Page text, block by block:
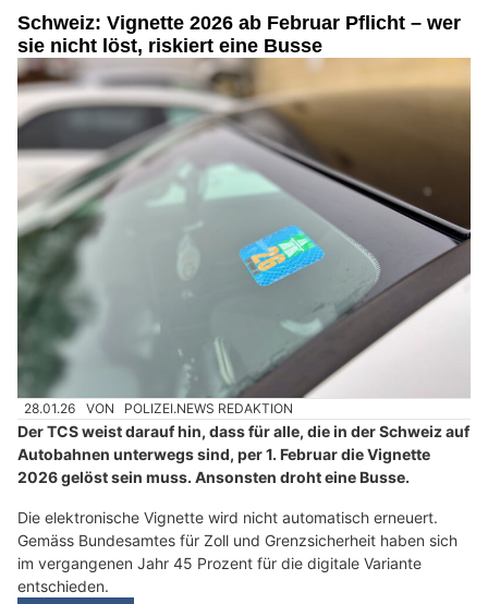
Schweiz: Vignette 2026 ab Februar Pflicht – wer
sie nicht löst, riskiert eine Busse
28.01.26 VON POLIZEI.NEWS REDAKTION
Der TCS weist darauf hin, dass für alle, die in der Schweiz auf
Autobahnen unterwegs sind, per 1. Februar die Vignette
2026 gelöst sein muss. Ansonsten droht eine Busse.
Die elektronische Vignette wird nicht automatisch erneuert.
Gemäss Bundesamtes für Zoll und Grenzsicherheit haben sich
im vergangenen Jahr 45 Prozent für die digitale Variante
entschieden.